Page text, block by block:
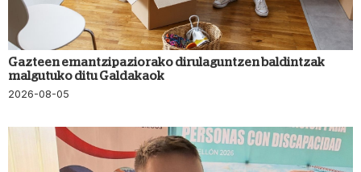
Gazteen emantzipaziorako dirulaguntzen baldintzak
malgutuko ditu Galdakaok
2026-08-05